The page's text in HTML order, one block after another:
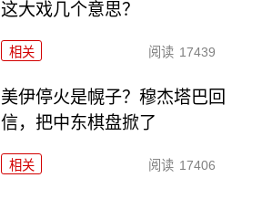
这大戏几个意思？
相关 阅读 17439
美伊停火是幌子？穆杰塔巴回
信，把中东棋盘掀了
相关 阅读 17406